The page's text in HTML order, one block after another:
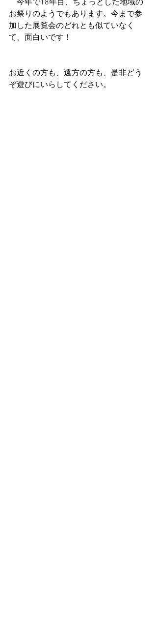
今年で18年目、ちょっとした地域の
お祭りのようでもあります。今まで参
加した展覧会のどれとも似ていなく
て、面白いです！
お近くの方も、遠方の方も、是非どう
ぞ遊びにいらしてください。